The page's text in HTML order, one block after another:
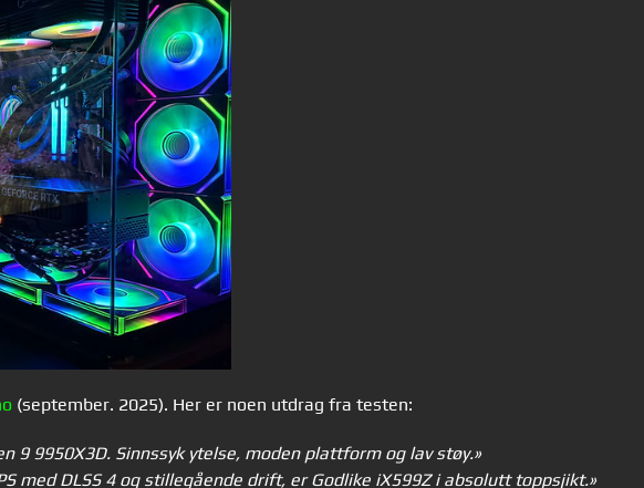
(september. 2025). Her er noen utdrag fra testen:
9 9950X3D. Sinnssyk ytelse, moden plattform og lav støy.»
med DLSS 4 og stillegående drift, er Godlike iX599Z i absolutt toppsjikt.»